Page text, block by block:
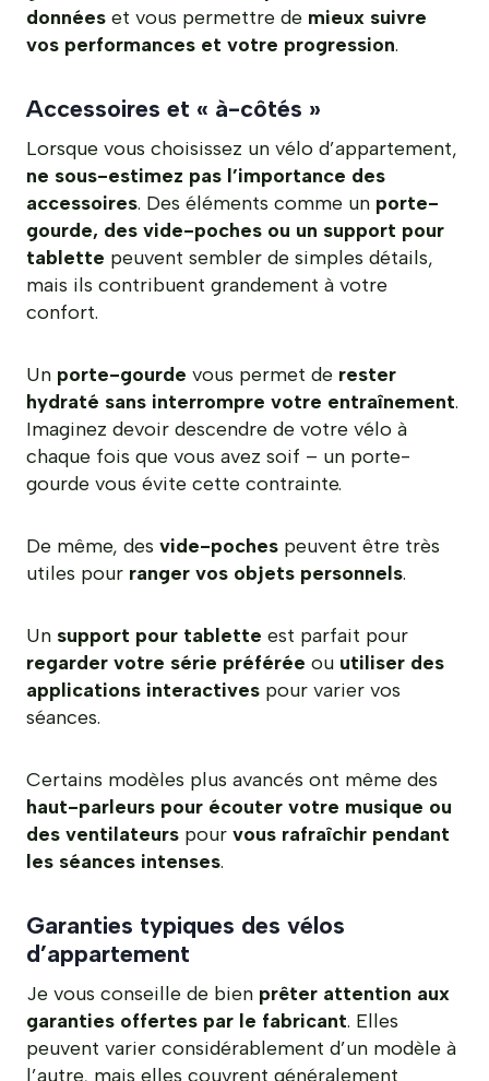
données et vous permettre de mieux suivre
vos performances et votre progression.
Accessoires et « à-côtés »
Lorsque vous choisissez un vélo d’appartement,
ne sous-estimez pas l’importance des
accessoires. Des éléments comme un porte-
gourde, des vide-poches ou un support pour
tablette peuvent sembler de simples détails,
mais ils contribuent grandement à votre
confort.
Un porte-gourde vous permet de rester
hydraté sans interrompre votre entraînement.
Imaginez devoir descendre de votre vélo à
chaque fois que vous avez soif – un porte-
gourde vous évite cette contrainte.
De même, des vide-poches peuvent être très
utiles pour ranger vos objets personnels.
Un support pour tablette est parfait pour
regarder votre série préférée ou utiliser des
applications interactives pour varier vos
séances.
Certains modèles plus avancés ont même des
haut-parleurs pour écouter votre musique ou
des ventilateurs pour vous rafraîchir pendant
les séances intenses.
Garanties typiques des vélos
d’appartement
Je vous conseille de bien prêter attention aux
garanties offertes par le fabricant. Elles
peuvent varier considérablement d’un modèle à
l’autre, mais elles couvrent généralement